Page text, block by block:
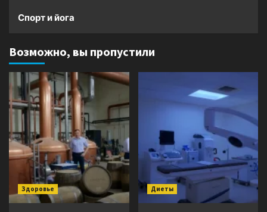
Спорт и йога
Возможно, вы пропустили
Здоровье Диеты